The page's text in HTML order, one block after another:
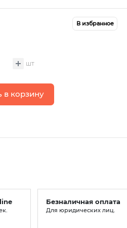
шт
в корзину
В избранное
Безналичная оплата
Для юридических лиц.